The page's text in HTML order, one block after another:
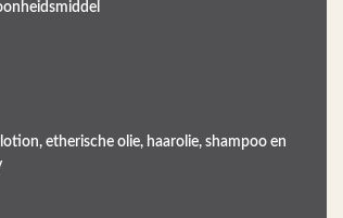
etherische olie, haarolie, shampoo en